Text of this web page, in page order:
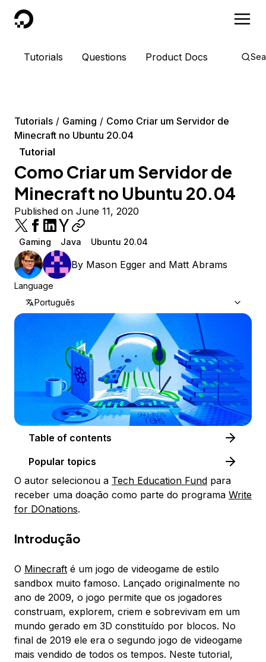
DigitalOcean
Tutorials Questions Product Docs
Tutorials Gaming
Como Criar um Servidor de
Minecraft no Ubuntu 20.04
Tutorial
Como Criar um Servidor de
Minecraft no Ubuntu 20.04
Published on June 11, 2020
Gaming Java Ubuntu 20.04
By Mason Egger and Matt Abrams
Language
Português
Table of contents
Popular topics
O autor selecionou a Tech Education Fund para
receber uma doação como parte do programa Write
for DOnations.
Introdução
O Minecraft é um jogo de videogame de estilo
sandbox muito famoso. Lançado originalmente no
ano de 2009, o jogo permite que os jogadores
construam, explorem, criem e sobrevivam em um
mundo gerado em 3D constituído por blocos. No
final de 2019 ele era o segundo jogo de videogame
mais vendido de todos os tempos. Neste tutorial,